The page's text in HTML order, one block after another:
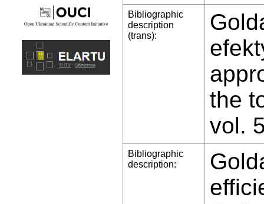
Bibliographic
description
(trans):
the
vol.
Bibliographic
description: